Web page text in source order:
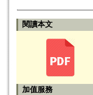
閱讀本文
加值服務